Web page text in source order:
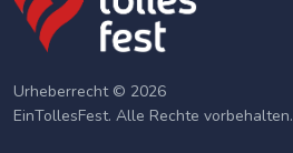
Urheberrecht © 2026
EinTollesFest. Alle Rechte vorbehalten.